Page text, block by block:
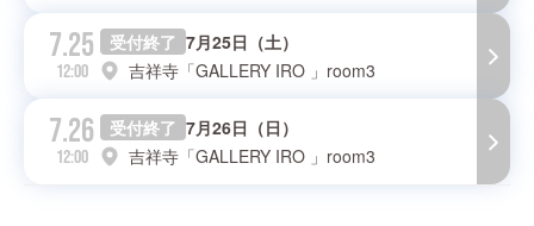
7.25
12:00
受付終了 7月25日（土）
吉祥寺「GALLERY IRO 」room3
7.26
12:00
受付終了 7月26日（日）
吉祥寺「GALLERY IRO 」room3